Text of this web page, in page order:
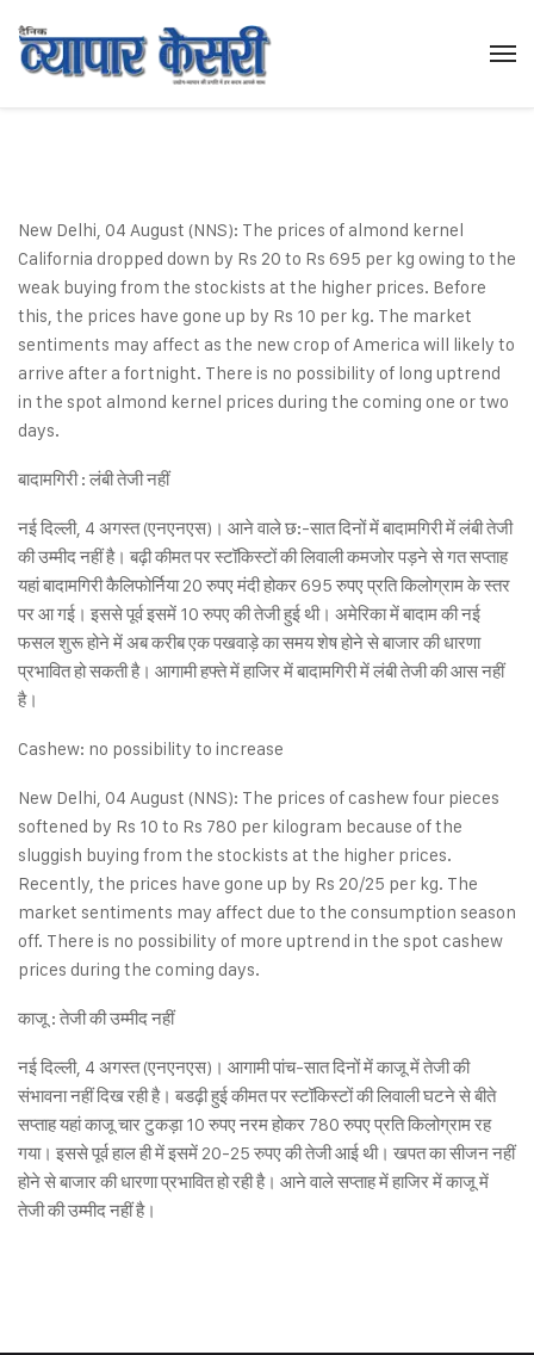
New Delhi, 04 August (NNS): The prices of almond kernel
California dropped down by Rs 20 to Rs 695 per kg owing to the
weak buying from the stockists at the higher prices. Before
this, the prices have gone up by Rs 10 per kg. The market
sentiments may affect as the new crop of America will likely to
arrive after a fortnight. There is no possibility of long uptrend
in the spot almond kernel prices during the coming one or two
days.
बादामगिरी : लंबी तेजी नहीं
नई दिल्ली, 4 अगस्त (एनएनएस)। आने वाले छ:-सात दिनों में बादामगिरी में लंबी तेजी
की उम्मीद नहीं है। बढ़ी कीमत पर स्टॉकिस्टों की लिवाली कमजोर पड़ने से गत सप्ताह
यहां बादामगिरी कैलिफोर्निया 20 रुपए मंदी होकर 695 रुपए प्रति किलोग्राम के स्तर
पर आ गई। इससे पूर्व इसमें 10 रुपए की तेजी हुई थी। अमेरिका में बादाम की नई
फसल शुरू होने में अब करीब एक पखवाड़े का समय शेष होने से बाजार की धारणा
प्रभावित हो सकती है। आगामी हफ्ते में हाजिर में बादामगिरी में लंबी तेजी की आस नहीं
है।
Cashew: no possibility to increase
New Delhi, 04 August (NNS): The prices of cashew four pieces
softened by Rs 10 to Rs 780 per kilogram because of the
sluggish buying from the stockists at the higher prices.
Recently, the prices have gone up by Rs 20/25 per kg. The
market sentiments may affect due to the consumption season
off. There is no possibility of more uptrend in the spot cashew
prices during the coming days.
काजू : तेजी की उम्मीद नहीं
नई दिल्ली, 4 अगस्त (एनएनएस)। आगामी पांच-सात दिनों में काजू में तेजी की
संभावना नहीं दिख रही है। बडढ़ी हुई कीमत पर स्टॉकिस्टों की लिवाली घटने से बीते
सप्ताह यहां काजू चार टुकड़ा 10 रुपए नरम होकर 780 रुपए प्रति किलोग्राम रह
गया। इससे पूर्व हाल ही में इसमें 20-25 रुपए की तेजी आई थी। खपत का सीजन नहीं
होने से बाजार की धारणा प्रभावित हो रही है। आने वाले सप्ताह में हाजिर में काजू में
तेजी की उम्मीद नहीं है।